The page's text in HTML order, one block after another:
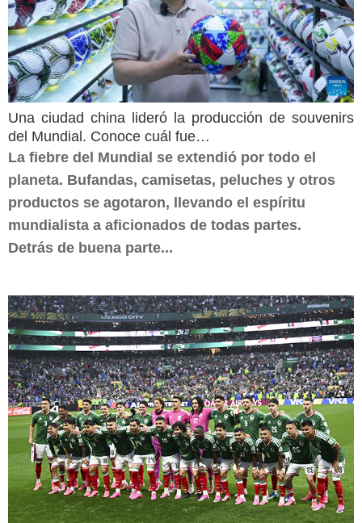
Una ciudad china lideró la producción de souvenirs
del Mundial. Conoce cuál fue…
La fiebre del Mundial se extendió por todo el
planeta. Bufandas, camisetas, peluches y otros
productos se agotaron, llevando el espíritu
mundialista a aficionados de todas partes.
Detrás de buena parte...